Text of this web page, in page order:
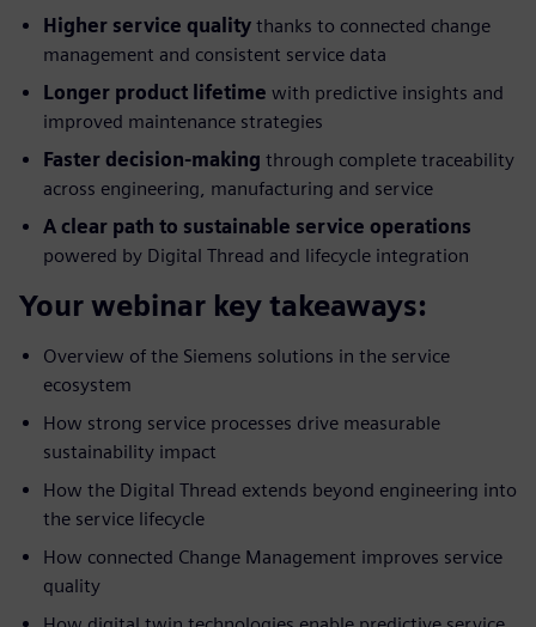
Higher service quality thanks to connected change
management and consistent service data
Longer product lifetime with predictive insights and
improved maintenance strategies
Faster decision-making through complete traceability
across engineering, manufacturing and service
A clear path to sustainable service operations
powered by Digital Thread and lifecycle integration
Your webinar key takeaways:
Overview of the Siemens solutions in the service
ecosystem
How strong service processes drive measurable
sustainability impact
How the Digital Thread extends beyond engineering into
the service lifecycle
How connected Change Management improves service
quality